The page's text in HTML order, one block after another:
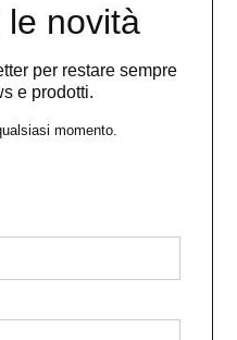
le novità
per restare sempre
e prodotti.
momento.